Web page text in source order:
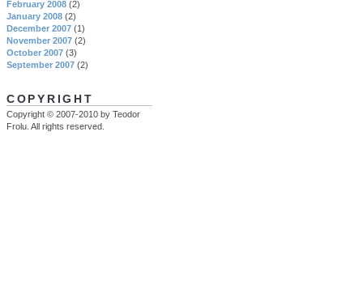
February 2008 (2)
January 2008 (2)
December 2007 (1)
November 2007 (2)
October 2007 (3)
September 2007 (2)
COPYRIGHT
Copyright © 2007-2010 by Teodor
Frolu. All rights reserved.